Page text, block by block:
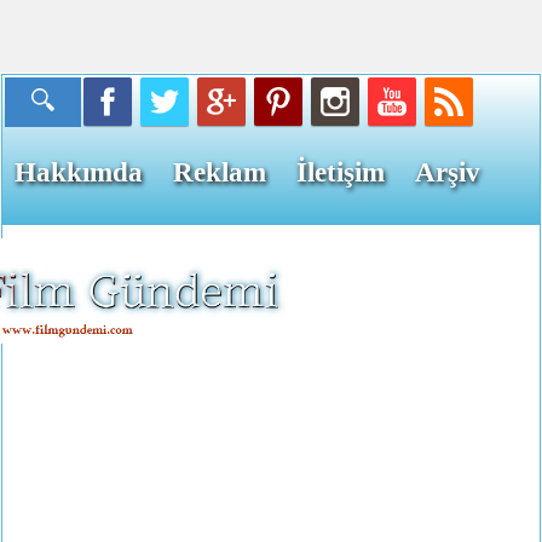
Hakkımda Reklam İletişim Arşiv